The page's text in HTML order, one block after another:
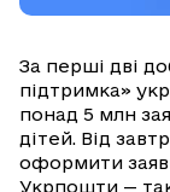
За перші дві
підтримка»
понад 5 млн
дітей. Від
оформити
Укрпошти —